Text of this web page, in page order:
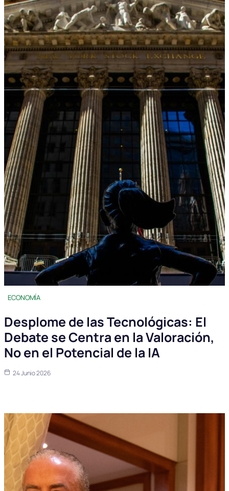
ECONOMÍA
Desplome de las Tecnológicas: El
Debate se Centra en la Valoración,
No en el Potencial de la IA
24 Junio 2026